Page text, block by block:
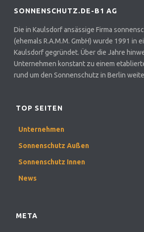
SONNENSCHUTZ.DE-B1 AG
Die in Kaulsdorf ansässige Firma
(ehemals R.A.M.M. GmbH) wurde 1991 in
Kaulsdorf gegründet. Über die Jahre
Unternehmen konstant zu einem
rund um den Sonnenschutz in Berlin
TOP SEITEN
Unternehmen
Sonnenschutz Außen
Sonnenschutz Innen
News
META